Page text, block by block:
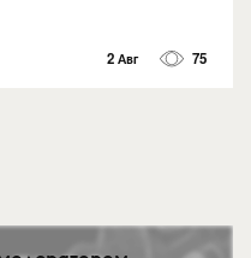
2 Авг 75